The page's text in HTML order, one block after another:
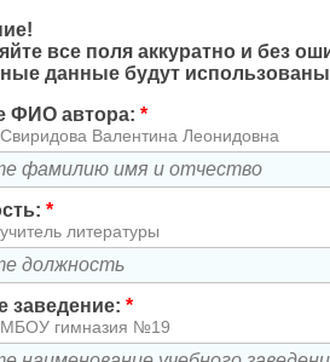
все поля аккуратно и без
данные будут
ФИО автора: *
Валентина Леонидовна
*
литературы
заведение: *
гимназия №19